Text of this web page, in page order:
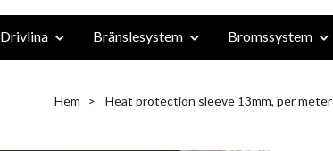
Drivlina Bränslesystem Bromssystem
Hem Heat protection sleeve 13mm, per meter